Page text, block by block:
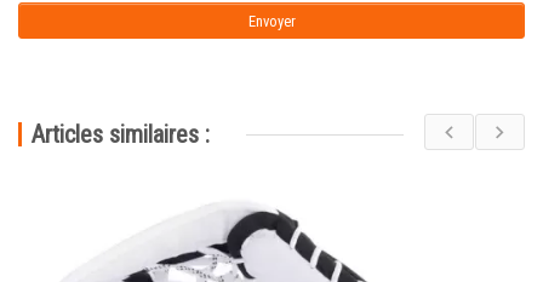
Articles similaires :